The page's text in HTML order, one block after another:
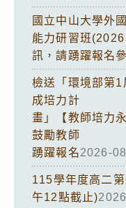
國立中山大學外
能力研習班
訊，請踴躍報名
檢送「環境部第
成培力計
畫」【教師培力
鼓勵教師
踴躍報名2026-
115學年度高二
午12點截止)